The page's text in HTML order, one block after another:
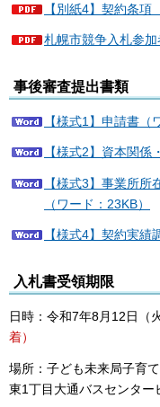
【別紙4】契約条項
札幌市競争入札参加
事後審査提出書類
【様式1】申請書（
【様式2】資本関係
【様式3】事業所
（ワード：23KB）
【様式4】契約実績
入札書受領期限
日時：令和7年8月12日（
着）
場所：子ども未来局子育
東1丁目大通バスセンター